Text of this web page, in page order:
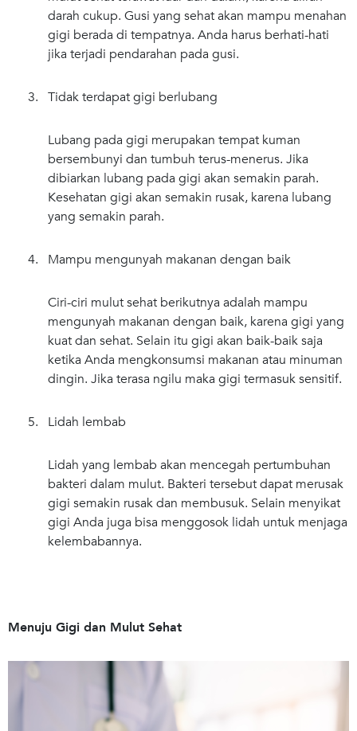
darah cukup. Gusi yang sehat akan mampu menahan
gigi berada di tempatnya. Anda harus berhati-hati
jika terjadi pendarahan pada gusi.
3. Tidak terdapat gigi berlubang
Lubang pada gigi merupakan tempat kuman
bersembunyi dan tumbuh terus-menerus. Jika
dibiarkan lubang pada gigi akan semakin parah.
Kesehatan gigi akan semakin rusak, karena lubang
yang semakin parah.
4. Mampu mengunyah makanan dengan baik
Ciri-ciri mulut sehat berikutnya adalah mampu
mengunyah makanan dengan baik, karena gigi yang
kuat dan sehat. Selain itu gigi akan baik-baik saja
ketika Anda mengkonsumsi makanan atau minuman
dingin. Jika terasa ngilu maka gigi termasuk sensitif.
5. Lidah lembab
Lidah yang lembab akan mencegah pertumbuhan
bakteri dalam mulut. Bakteri tersebut dapat merusak
gigi semakin rusak dan membusuk. Selain menyikat
gigi Anda juga bisa menggosok lidah untuk menjaga
kelembabannya.
Menuju Gigi dan Mulut Sehat